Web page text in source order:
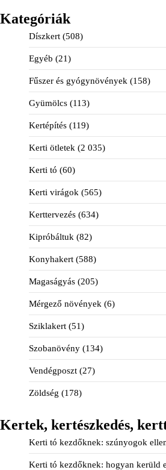
Kategóriák
Díszkert (508)
Egyéb (21)
Fűszer és gyógynövények (158)
Gyümölcs (113)
Kertépítés (119)
Kerti ötletek (2 035)
Kerti tó (60)
Kerti virágok (565)
Kerttervezés (634)
Kipróbáltuk (82)
Konyhakert (588)
Magaságyás (205)
Mérgező növények (6)
Sziklakert (51)
Szobanövény (134)
Vendégposzt (27)
Zöldség (178)
Kertek, kertészkedés,
Kerti tó kezdőknek: szúnyogok
Kerti tó kezdőknek: hogyan kerüld